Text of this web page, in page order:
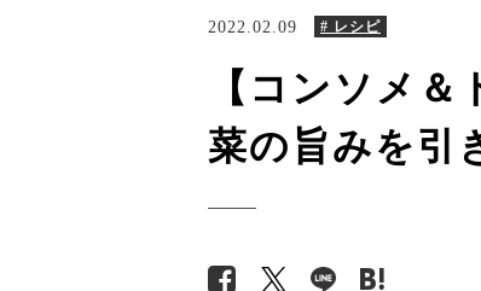
2022.02.09 # レシピ
【コンソメ
菜の旨みを引